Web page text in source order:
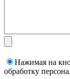
Нажимая на
обработку